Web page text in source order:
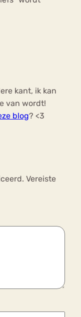
kant, ik kan
van wordt!
blog? <3
Vereiste